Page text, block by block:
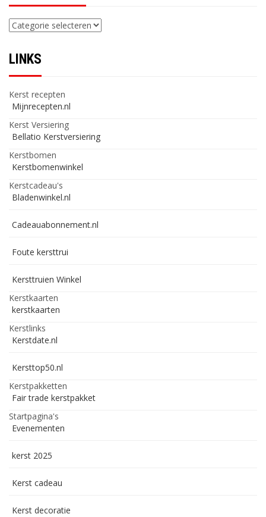
Categorieën
LINKS
Kerst recepten
Mijnrecepten.nl
Kerst Versiering
Bellatio Kerstversiering
Kerstbomen
Kerstbomenwinkel
Kerstcadeau's
Bladenwinkel.nl
Cadeauabonnement.nl
Foute kersttrui
Kersttruien Winkel
Kerstkaarten
kerstkaarten
Kerstlinks
Kerstdate.nl
Kersttop50.nl
Kerstpakketten
Fair trade kerstpakket
Startpagina's
Evenementen
kerst 2025
Kerst cadeau
Kerst decoratie